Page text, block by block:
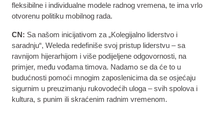
fleksibilne i individualne modele radnog vremena, te ima vrlo
otvorenu politiku mobilnog rada.
CN: Sa našom inicijativom za „Kolegijalno liderstvo i
saradnju“, Weleda redefiniše svoj pristup liderstvu – sa
ravnijom hijerarhijom i više podijeljene odgovornosti, na
primjer, među vođama timova. Nadamo se da će to u
budućnosti pomoći mnogim zaposlenicima da se osjećaju
sigurnim u preuzimanju rukovodećih uloga – svih spolova i
kultura, s punim ili skraćenim radnim vremenom.